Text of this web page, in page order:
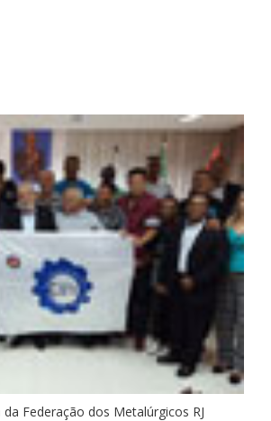
Federação dos Metalúrgicos RJ